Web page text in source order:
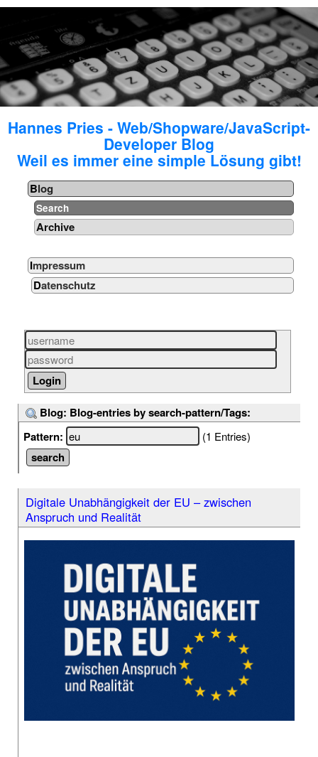
Hannes Pries - Web/Shopware/JavaScript-
Developer Blog
Weil es immer eine simple Lösung gibt!
Blog
Search
Archive
Impressum
Datenschutz
Blog: Blog-entries by search-pattern/Tags:
Pattern:
(1 Entries)
Digitale Unabhängigkeit der EU – zwischen
Anspruch und Realität